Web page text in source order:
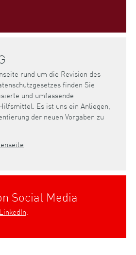
rund um die Revision des
finden Sie
und umfassende
Es ist uns ein Anliegen,
der neuen Vorgaben zu
Social Media
LinkedIn.